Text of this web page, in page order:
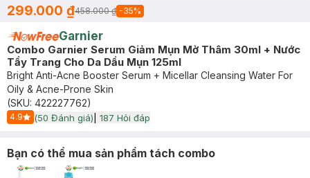
299.000 ₫458.000 ₫ -35%
Garnier
Combo Garnier Serum Giảm Mụn Mờ Thâm 30ml + Nước
Tẩy Trang Cho Da Dầu Mụn 125ml
Bright Anti-Acne Booster Serum + Micellar Cleansing Water For
Oily & Acne-Prone Skin
(SKU: 422227762)
4.9
Start Icon
(50 Đánh giá) 187 Hỏi đáp
Bạn có thể mua sản phẩm tách combo